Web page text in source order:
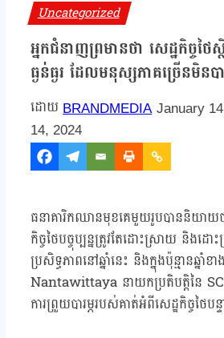
Uncategorized
អ្នកជំនាញព្រមានថា សេដ្ឋកិច្ចថៃ
ធ្ងន់ធ្ងរ ដែលមនុស្សភាគច្រើនមិន
BRANDMEDIA January
14, 2024
ធនាគារិកឈានមុខគេមួយរូបបាននិយាយ
កិច្ចថៃបច្ចុប្បន្នត្រូវតែដោះស្រាយ និង
ប្រសិទ្ធភាពនៅឆ្នាំនេះ និងក្នុងប៉ុន្មានឆ្
Nantawittaya នាយកប្រតិបត្តិនៃ
ការព្រួយបារម្ភរបស់គាត់អំពីសេដ្ឋកិច្ចថៃប